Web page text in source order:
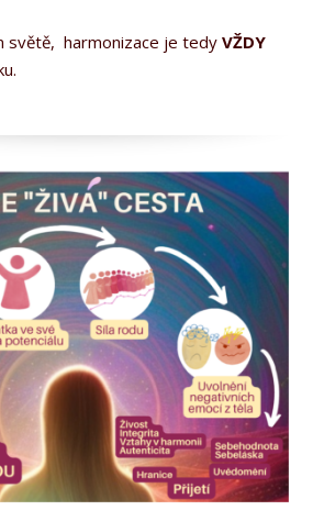
světě, harmonizace je tedyVŽDY